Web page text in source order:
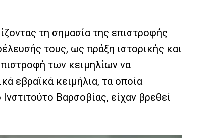
τη σημασία της επιστροφής
τους, ως πράξη ιστορικής και
των κειμηλίων να
εβραϊκά κειμήλια, τα οποία
Βαρσοβίας, είχαν βρεθεί